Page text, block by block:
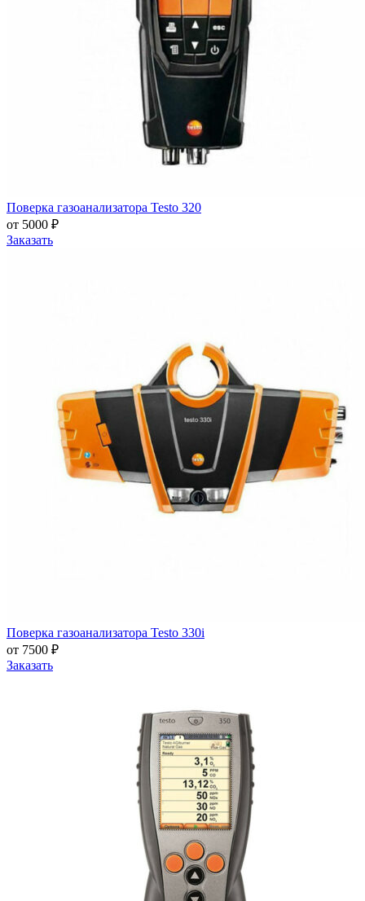
Поверка газоанализатора Testo 320
от 5000 ₽
Заказать
Поверка газоанализатора Testo 330i
от 7500 ₽
Заказать